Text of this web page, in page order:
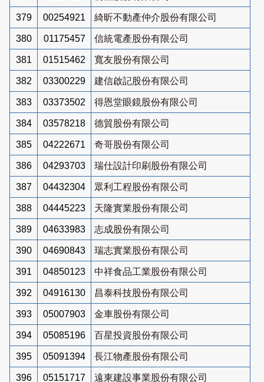
379 00254921 綺昕不動產仲介股份有限公司
380 01175457 信統電產股份有限公司
381 01515462 寬友股份有限公司
382 03300229 建信啟記股份有限公司
383 03373502 得恩堂眼鏡股份有限公司
384 03578218 德貿股份有限公司
385 04222671 奇哥股份有限公司
386 04293703 瑞仕設計印刷股份有限公司
387 04432304 眾利工程股份有限公司
388 04445223 天隆實業股份有限公司
389 04633983 志成股份有限公司
390 04690843 瑞志實業股份有限公司
391 04850123 中祥食品工業股份有限公司
392 04916130 昌泰科技股份有限公司
393 05007903 金車股份有限公司
394 05085196 百星投資股份有限公司
395 05091394 長江物產股份有限公司
396 05151717 遠東建設事業股份有限公司